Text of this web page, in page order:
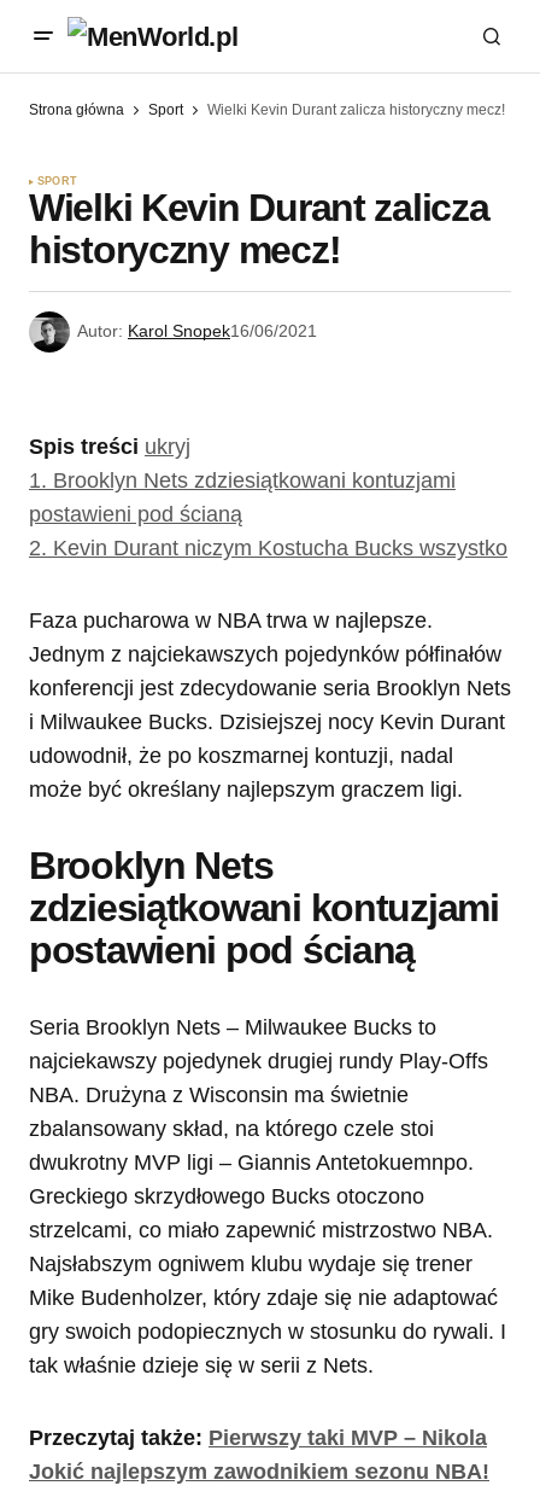
Strona główna Sport Wielki Kevin Durant zalicza historyczny mecz!
SPORT
Wielki Kevin Durant zalicza
historyczny mecz!
Autor: Karol Snopek16/06/2021
Spis treści ukryj
1. Brooklyn Nets zdziesiątkowani kontuzjami
postawieni pod ścianą
2. Kevin Durant niczym Kostucha Bucks wszystko
Faza pucharowa w NBA trwa w najlepsze.
Jednym z najciekawszych pojedynków półfinałów
konferencji jest zdecydowanie seria Brooklyn Nets
i Milwaukee Bucks. Dzisiejszej nocy Kevin Durant
udowodnił, że po koszmarnej kontuzji, nadal
może być określany najlepszym graczem ligi.
Brooklyn Nets
zdziesiątkowani kontuzjami
postawieni pod ścianą
Seria Brooklyn Nets – Milwaukee Bucks to
najciekawszy pojedynek drugiej rundy Play-Offs
NBA. Drużyna z Wisconsin ma świetnie
zbalansowany skład, na którego czele stoi
dwukrotny MVP ligi – Giannis Antetokuemnpo.
Greckiego skrzydłowego Bucks otoczono
strzelcami, co miało zapewnić mistrzostwo NBA.
Najsłabszym ogniwem klubu wydaje się trener
Mike Budenholzer, który zdaje się nie adaptować
gry swoich podopiecznych w stosunku do rywali. I
tak właśnie dzieje się w serii z Nets.
Przeczytaj także: Pierwszy taki MVP – Nikola
Jokić najlepszym zawodnikiem sezonu NBA!